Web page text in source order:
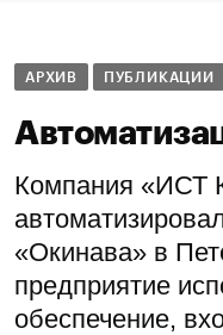
АРХИВ ПУБЛИКАЦИИ
Компания
«Окинава» в
предприятие
обеспечение,